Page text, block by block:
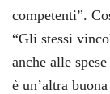
competenti”.
“Gli stessi
anche alle
è un’altra